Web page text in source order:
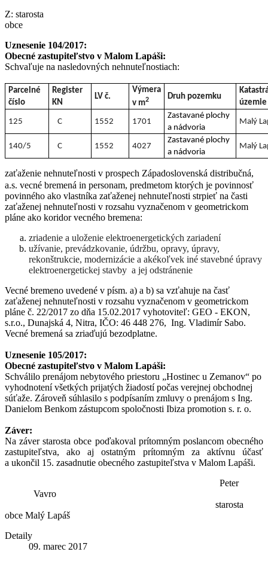
Z: starosta
obce
Uznesenie 104/2017:
Obecné zastupiteľstvo v Malom Lapáši:
Schvaľuje na nasledovných nehnuteľnostiach:
Parcelné
číslo
Register
KN
LV č.
Výmera
v m2 Druh pozemku
územie
125 C 1552 1701
Zastavané plochy
a nádvoria
Malý
140/5 C 1552 4027
Zastavané plochy
a nádvoria
Malý
zaťaženie nehnuteľnosti v prospech Západoslovenská distribučná,
a.s. vecné bremená in personam, predmetom ktorých je povinnosť
povinného ako vlastníka zaťaženej nehnuteľnosti strpieť na časti
zaťaženej nehnuteľnosti v rozsahu vyznačenom v geometrickom
pláne ako koridor vecného bremena:
zriadenie a uloženie elektroenergetických zariadení
užívanie, prevádzkovanie, údržbu, opravy, úpravy,
rekonštrukcie, modernizácie a akékoľvek iné stavebné úpravy
elektroenergetickej stavby a jej odstránenie
Vecné bremeno uvedené v písm. a) a b) sa vzťahuje na časť
zaťaženej nehnuteľnosti v rozsahu vyznačenom v geometrickom
pláne č. 22/2017 zo dňa 15.02.2017 vyhotoviteľ: GEO - EKON,
s.r.o., Dunajská 4, Nitra, IČO: 46 448 276, Ing. Vladimír Sabo.
Vecné bremená sa zriaďujú bezodplatne.
Uznesenie 105/2017:
Obecné zastupiteľstvo v Malom Lapáši:
Schválilo prenájom nebytového priestoru „Hostinec u Zemanov“ po
vyhodnotení všetkých prijatých žiadostí počas verejnej obchodnej
súťaže. Zároveň súhlasilo s podpísaním zmluvy o prenájom s Ing.
Danielom Benkom zástupcom spoločnosti Ibiza promotion s. r. o.
Záver:
Na záver starosta obce poďakoval prítomným poslancom obecného
zastupiteľstva, ako aj ostatným prítomným za aktívnu účasť
a ukončil 15. zasadnutie obecného zastupiteľstva v Malom Lapáši.
Peter
Vavro
starosta
obce Malý Lapáš
Detaily
09. marec 2017